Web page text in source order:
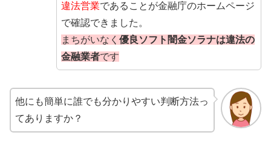
違法営業であることが金融庁のホームページ
で確認できました。
まちがいなく 優良ソフト闇金ソラナは違法の
金融業者です
他にも簡単に誰でも分かりやすい判断方法っ
てありますか？